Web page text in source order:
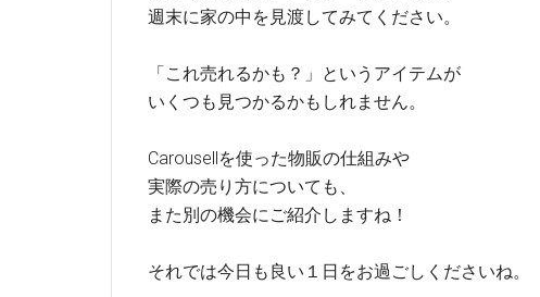
週末に家の中を見渡してみてください。
「これ売れるかも？」というアイテムが
いくつも見つかるかもしれません。
Carousellを使った物販の仕組みや
実際の売り方についても、
また別の機会にご紹介しますね！
それでは今日も良い１日をお過ごしくださいね。